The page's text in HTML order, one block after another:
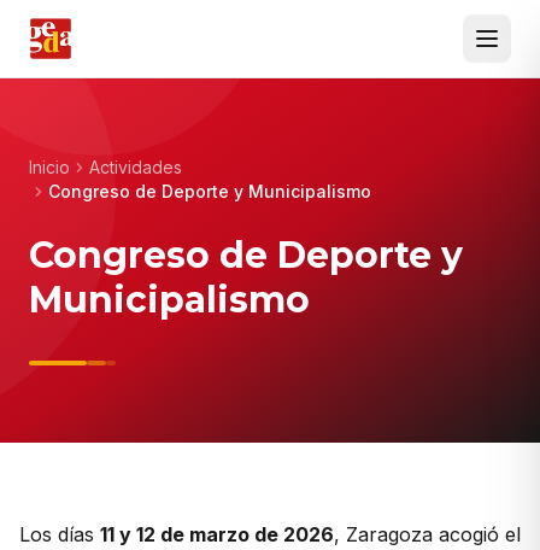
Inicio
Actividades
Congreso de Deporte y Municipalismo
Congreso de Deporte y
Municipalismo
Los días 11 y 12 de marzo de 2026, Zaragoza acogió el